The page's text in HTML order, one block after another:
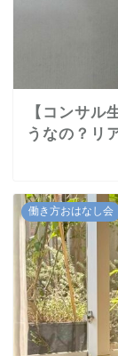
【コンサル
うなの？リ
働き方おはなし会